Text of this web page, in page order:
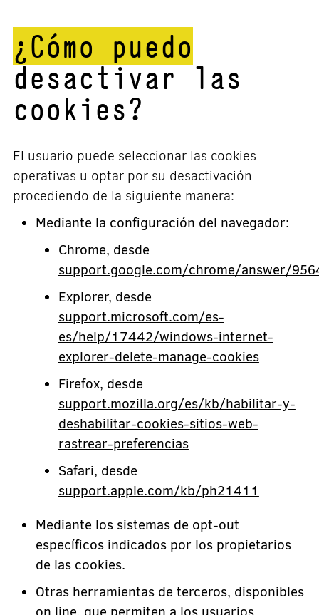
¿Cómo puedo
desactivar las
cookies?
El usuario puede seleccionar las cookies
operativas u optar por su desactivación
procediendo de la siguiente manera:
Mediante la configuración del navegador:
Chrome, desde
support.google.com/chrome/answer/
Explorer, desde
support.microsoft.com/es-
es/help/17442/windows-internet-
explorer-delete-manage-cookies
Firefox, desde
support.mozilla.org/es/kb/habilitar-y-
deshabilitar-cookies-sitios-web-
rastrear-preferencias
Safari, desde
support.apple.com/kb/ph21411
Mediante los sistemas de opt-out
específicos indicados por los propietarios
de las cookies.
Otras herramientas de terceros, disponibles